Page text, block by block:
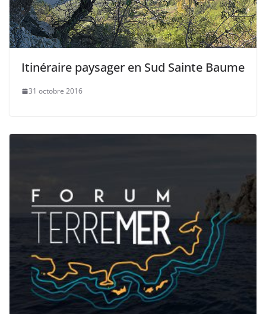
Itinéraire paysager en Sud Sainte Baume
31 octobre 2016